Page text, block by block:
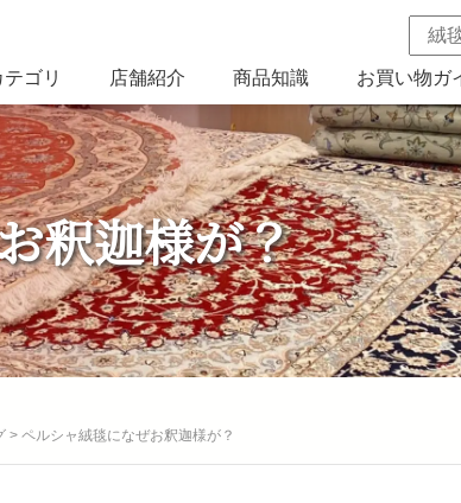
ゴリ 店舗紹介 商品知識 お買い物ガ
釈迦様が？
> ペルシャ絨毯になぜお釈迦様が？